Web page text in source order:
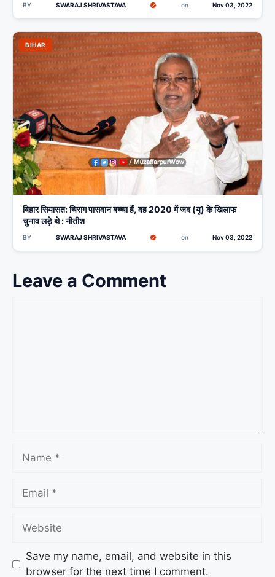
BY SWARAJ SHRIVASTAVA on Nov 03, 2022
BIHAR
बिहार सियासत: चिराग पासवान बच्चा हैं, वह 2020 में जद (यू) के खिलाफ
चुनाव लड़े थे : नीतीश
BY SWARAJ SHRIVASTAVA on Nov 03, 2022
Leave a Comment
Save my name, email, and website in this
browser for the next time I comment.